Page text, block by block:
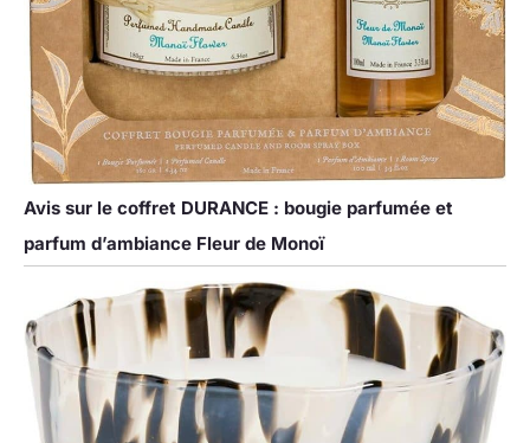
Avis sur le coffret DURANCE : bougie parfumée et
parfum d’ambiance Fleur de Monoï